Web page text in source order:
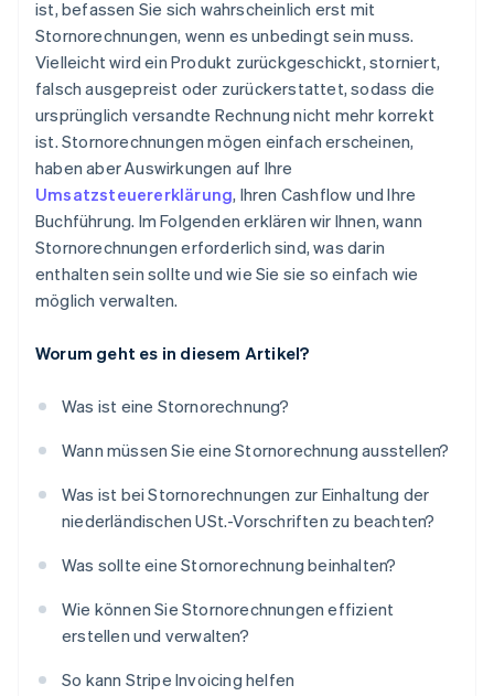
Auf Muster achten
Rechnungen niemals überschreiben oder löschen
Stornorechnungen für mindestens sieben Jahre
aufbewahren
Prozess mit Software automatisieren
ist, befassen Sie sich wahrscheinlich erst mit
Stornorechnungen, wenn es unbedingt sein muss.
Vielleicht wird ein Produkt zurückgeschickt, storniert,
falsch ausgepreist oder zurückerstattet, sodass die
ursprünglich versandte Rechnung nicht mehr korrekt
ist. Stornorechnungen mögen einfach erscheinen,
haben aber Auswirkungen auf Ihre
Umsatzsteuererklärung, Ihren Cashflow und Ihre
Buchführung. Im Folgenden erklären wir Ihnen, wann
Stornorechnungen erforderlich sind, was darin
enthalten sein sollte und wie Sie sie so einfach wie
möglich verwalten.
Worum geht es in diesem Artikel?
Was ist eine Stornorechnung?
Wann müssen Sie eine Stornorechnung ausstellen?
Was ist bei Stornorechnungen zur Einhaltung der
niederländischen USt.-Vorschriften zu beachten?
Was sollte eine Stornorechnung beinhalten?
Wie können Sie Stornorechnungen effizient
erstellen und verwalten?
So kann Stripe Invoicing helfen